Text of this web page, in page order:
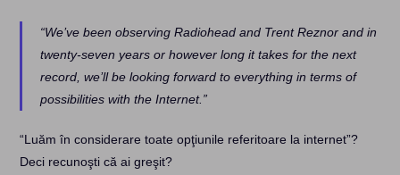
“We’ve been observing Radiohead and Trent Reznor and in
twenty-seven years or however long it takes for the next
record, we’ll be looking forward to everything in terms of
possibilities with the Internet.”
“Luăm în considerare toate opţiunile referitoare la internet”?
Deci recunoşti că ai greşit?